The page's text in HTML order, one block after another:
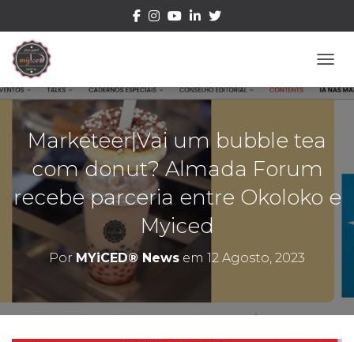
Marketeer|Vai um bubble tea
com donut? Almada Forum
recebe parceria entre Okoloko e
Myiced
Por MYiCED® News em 12 Agosto, 2023